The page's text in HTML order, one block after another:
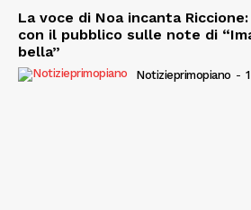
La voce di Noa incanta
con il pubblico sulle note di
bella”
Notizieprimopiano -